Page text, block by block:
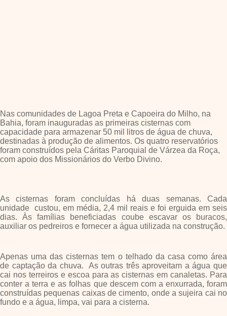
Nas comunidades de Lagoa Preta e Capoeira do Milho, na
Bahia, foram inauguradas as primeiras cisternas com
capacidade para armazenar 50 mil litros de água de chuva,
destinadas à produção de alimentos. Os quatro reservatórios
foram construídos pela Cáritas Paroquial de Várzea da Roça,
com apoio dos Missionários do Verbo Divino.
As cisternas foram concluídas há duas semanas. Cada
unidade custou, em média, 2,4 mil reais e foi erguida em seis
dias. Às famílias beneficiadas coube escavar os buracos,
auxiliar os pedreiros e fornecer a água utilizada na construção.
Apenas uma das cisternas tem o telhado da casa como área
de captação da chuva. As outras três aproveitam a água que
cai nos terreiros e escoa para as cisternas em canaletas. Para
conter a terra e as folhas que descem com a enxurrada, foram
construídas pequenas caixas de cimento, onde a sujeira cai no
fundo e a água, limpa, vai para a cisterna.